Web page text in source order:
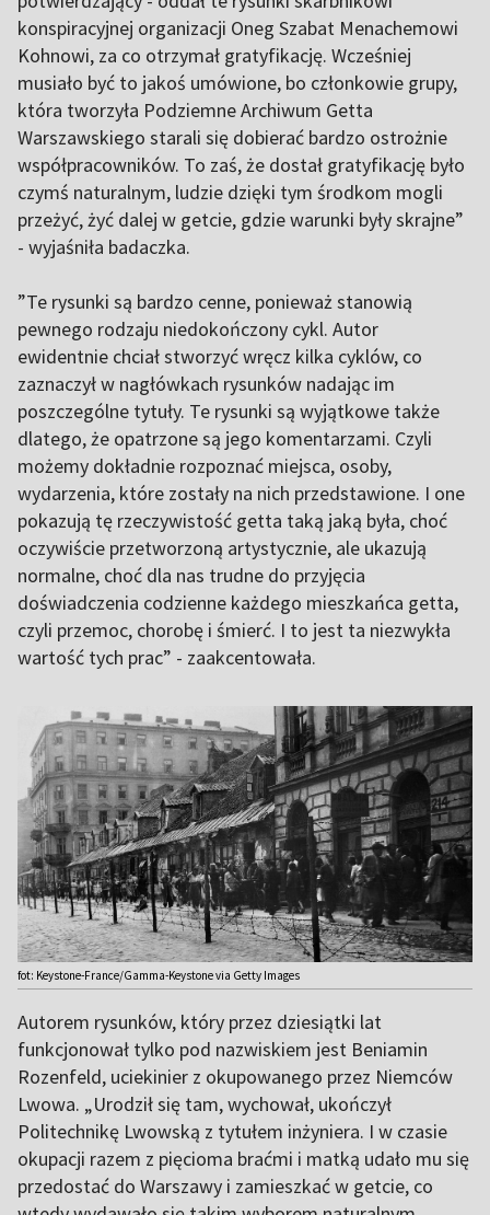
konspiracyjnej organizacji Oneg Szabat Menachemowi
Kohnowi, za co otrzymał gratyfikację. Wcześniej
musiało być to jakoś umówione, bo członkowie grupy,
która tworzyła Podziemne Archiwum Getta
Warszawskiego starali się dobierać bardzo ostrożnie
współpracowników. To zaś, że dostał gratyfikację było
czymś naturalnym, ludzie dzięki tym środkom mogli
przeżyć, żyć dalej w getcie, gdzie warunki były skrajne”
- wyjaśniła badaczka.
”Te rysunki są bardzo cenne, ponieważ stanowią
pewnego rodzaju niedokończony cykl. Autor
ewidentnie chciał stworzyć wręcz kilka cyklów, co
zaznaczył w nagłówkach rysunków nadając im
poszczególne tytuły. Te rysunki są wyjątkowe także
dlatego, że opatrzone są jego komentarzami. Czyli
możemy dokładnie rozpoznać miejsca, osoby,
wydarzenia, które zostały na nich przedstawione. I one
pokazują tę rzeczywistość getta taką jaką była, choć
oczywiście przetworzoną artystycznie, ale ukazują
normalne, choć dla nas trudne do przyjęcia
doświadczenia codzienne każdego mieszkańca getta,
czyli przemoc, chorobę i śmierć. I to jest ta niezwykła
wartość tych prac” - zaakcentowała.
fot: Keystone-France/Gamma-Keystone via Getty Images
Autorem rysunków, który przez dziesiątki lat
funkcjonował tylko pod nazwiskiem jest Beniamin
Rozenfeld, uciekinier z okupowanego przez Niemców
Lwowa. „Urodził się tam, wychował, ukończył
Politechnikę Lwowską z tytułem inżyniera. I w czasie
okupacji razem z pięcioma braćmi i matką udało mu się
przedostać do Warszawy i zamieszkać w getcie, co